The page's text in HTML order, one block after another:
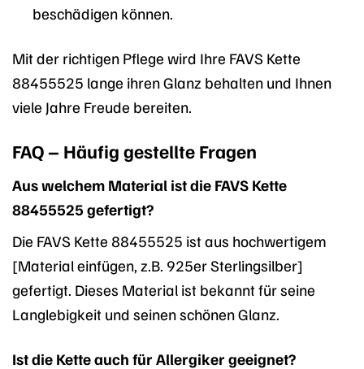
beschädigen können.
Mit der richtigen Pflege wird Ihre FAVS Kette
88455525 lange ihren Glanz behalten und Ihnen
viele Jahre Freude bereiten.
FAQ – Häufig gestellte Fragen
Aus welchem Material ist die FAVS Kette
88455525 gefertigt?
Die FAVS Kette 88455525 ist aus hochwertigem
[Material einfügen, z.B. 925er Sterlingsilber]
gefertigt. Dieses Material ist bekannt für seine
Langlebigkeit und seinen schönen Glanz.
Ist die Kette auch für Allergiker geeignet?